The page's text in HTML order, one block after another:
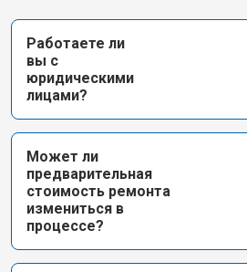
Работаете ли
вы с
юридическими
лицами?
Может ли
предварительная
стоимость ремонта
измениться в
процессе?